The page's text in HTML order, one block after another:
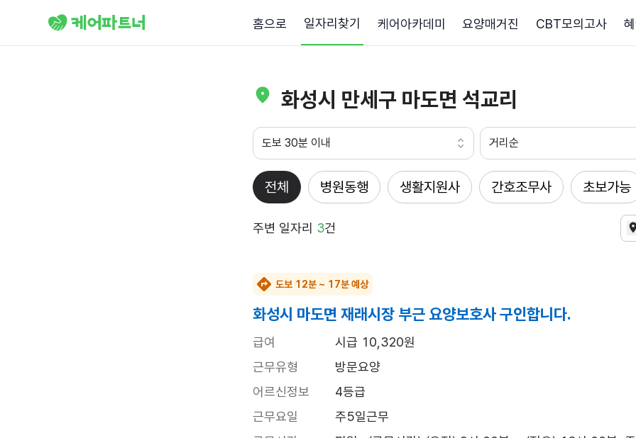
홈으로 일자리찾기 케어아카데미 요양매거진 CBT모의고사
화성시 만세구 마도면 석교리
도보 30분 이내 거리순
전체 병원동행 생활지원사 간호조무사 초보가능
주변 일자리 3건
도보 12분 ~ 17분 예상
화성시 마도면 재래시장 부근 요양보호사 구인합니다.
급여
시급 10,320원
근무유형
방문요양
어르신정보
4등급
근무요일
주5일근무